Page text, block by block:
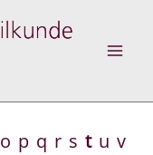
o p q r s t u v